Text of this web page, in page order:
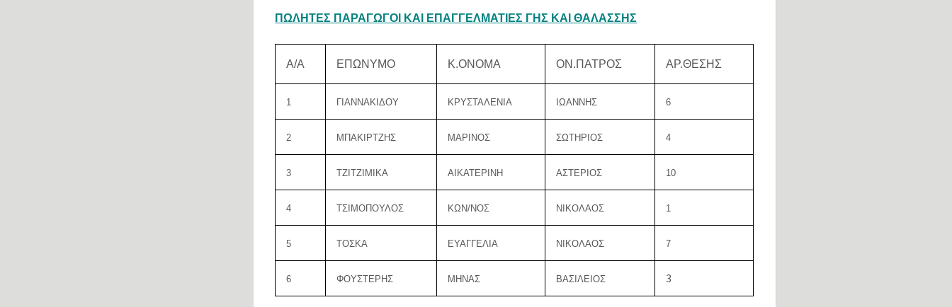
ΠΩΛΗΤΕΣ ΠΑΡΑΓΩΓΟΙ ΚΑΙ ΕΠΑΓΓΕΛΜΑΤΙΕΣ ΓΗΣ ΚΑΙ ΘΑΛΑΣΣΗΣ
Α/Α ΕΠΩΝΥΜΟ Κ.ΟΝΟΜΑ ΟΝ.ΠΑΤΡΟΣ ΑΡ.ΘΕΣΗΣ
1 ΓΙΑΝΝΑΚΙΔΟΥ ΚΡΥΣΤΑΛΕΝΙΑ ΙΩΑΝΝΗΣ 6
2 ΜΠΑΚΙΡΤΖΗΣ ΜΑΡΙΝΟΣ ΣΩΤΗΡΙΟΣ 4
3 ΤΖΙΤΖΙΜΙΚΑ ΑΙΚΑΤΕΡΙΝΗ ΑΣΤΕΡΙΟΣ 10
4 ΤΣΙΜΟΠΟΥΛΟΣ ΚΩΝ/ΝΟΣ ΝΙΚΟΛΑΟΣ 1
5 ΤΟΣΚΑ ΕΥΑΓΓΕΛΙΑ ΝΙΚΟΛΑΟΣ 7
6 ΦΟΥΣΤΕΡΗΣ ΜΗΝΑΣ ΒΑΣΙΛΕΙΟΣ 3